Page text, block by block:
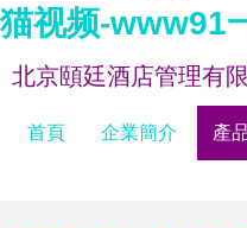
猫视频-www91
北京頤廷酒店管理有
首頁 企業簡介 產